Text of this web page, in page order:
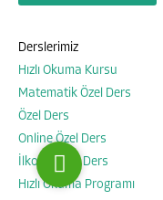
Derslerimiz
Hızlı Okuma Kursu
Matematik Özel Ders
Özel Ders
Online Özel Ders
İlkokul Özel Ders
Hızlı Okuma Programı